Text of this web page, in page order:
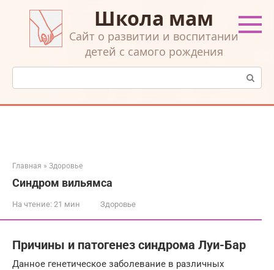
контенту
Школа мам
Cайт о развитии и воспитании
детей с самого рождения
Поиск:
Главная » Здоровье
Синдром вильямса
На чтение: 21 мин Здоровье
Причины и патогенез синдрома Луи-Бар
Данное генетическое заболевание в различных